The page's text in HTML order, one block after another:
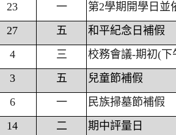
23 一
第2學期開學日並
27 五
和平紀念日補假
4 三
校務會議-期初(下
3 五
兒童節補假
6 一
民族掃墓節補假
14 二
期中評量日